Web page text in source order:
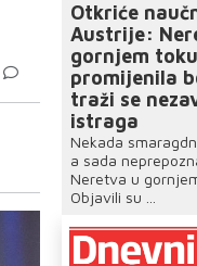
Otkriće
Austrije:
gornjem toku
promijenila
traži se
istraga
Nekada
a sada
Neretva u
Objavili su ...